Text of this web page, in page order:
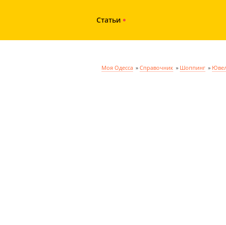
Статьи
Моя Одесса » Справочник » Шоппинг »